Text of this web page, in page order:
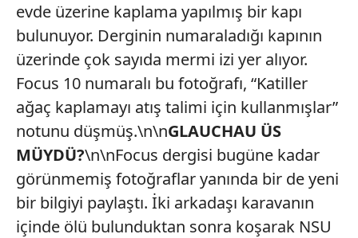
evde üzerine kaplama yapılmış bir kapı
bulunuyor. Derginin numaraladığı kapının
üzerinde çok sayıda mermi izi yer alıyor.
Focus 10 numaralı bu fotoğrafı, “Katiller
ağaç kaplamayı atış talimi için kullanmışlar”
notunu düşmüş.\n\nGLAUCHAU ÜS
MÜYDÜ?\n\nFocus dergisi bugüne kadar
görünmemiş fotoğraflar yanında bir de yeni
bir bilgiyi paylaştı. İki arkadaşı karavanın
içinde ölü bulunduktan sonra koşarak NSU